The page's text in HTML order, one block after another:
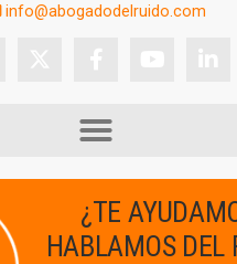
info@abogadodelruido.com
¿TE
HABLAMOS DEL